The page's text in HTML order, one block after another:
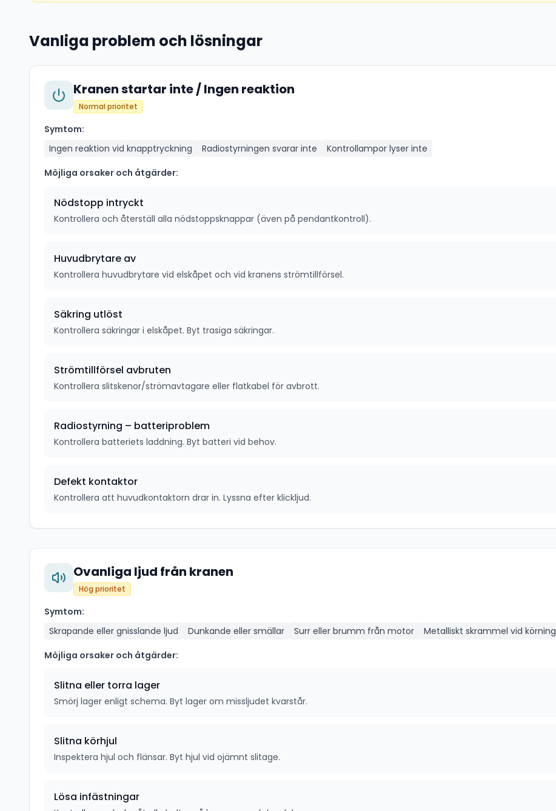
Vanliga problem och lösningar
Kranen startar inte / Ingen reaktion
Normal prioritet
Symtom:
Ingen reaktion vid knapptryckning
Radiostyrningen svarar inte
Kontrollampor lyser inte
Möjliga orsaker och åtgärder:
Nödstopp intryckt
Kontrollera och återställ alla nödstoppsknappar (även på pendantkontroll).
Huvudbrytare av
Kontrollera huvudbrytare vid elskåpet och vid kranens strömtillförsel.
Säkring utlöst
Kontrollera säkringar i elskåpet. Byt trasiga säkringar.
Strömtillförsel avbruten
Kontrollera slitskenor/strömavtagare eller flatkabel för avbrott.
Radiostyrning – batteriproblem
Kontrollera batteriets laddning. Byt batteri vid behov.
Defekt kontaktor
Kontrollera att huvudkontaktorn drar in. Lyssna efter klickljud.
Ovanliga ljud från kranen
Hög prioritet
Symtom:
Skrapande eller gnisslande ljud
Dunkande eller smällar Surr eller brumm från motor
Metalliskt skrammel vid körning
Möjliga orsaker och åtgärder:
Slitna eller torra lager
Smörj lager enligt schema. Byt lager om missljudet kvarstår.
Slitna körhjul
Inspektera hjul och flänsar. Byt hjul vid ojämnt slitage.
Lösa infästningar